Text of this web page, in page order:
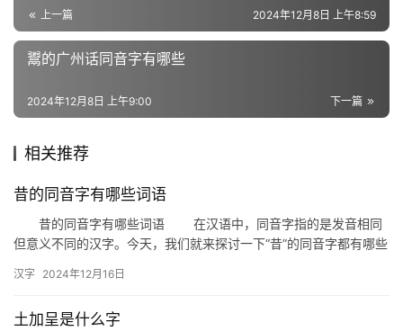
义
词
近
词
词
拼
上一篇 2024年12月8日 上午8:59
鬻的广州话同音字有哪些
下一篇
2024年12月8日 上午9:00
相关推荐
昔的同音字有哪些词语
昔的同音字有哪些词语 在汉语中，同音字指的是发音相同
但意义不同的汉字。今天，我们就来探讨一下“昔”的同音字都有哪些
汉字 2024年12月16日
土加呈是什么字